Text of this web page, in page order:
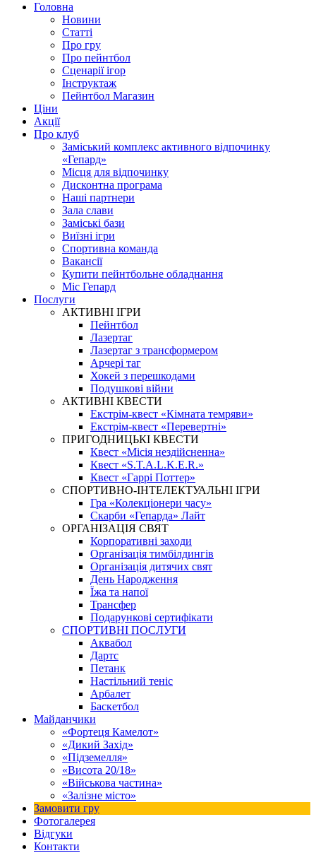
Головна
Новини
Статті
Про гру
Про пейнтбол
Сценарії ігор
Інструктаж
Пейнтбол Магазин
Ціни
Акції
Про клуб
Заміський комплекс активного відпочинку
«Гепард»
Місця для відпочинку
Дисконтна програма
Наші партнери
Зала слави
Заміські бази
Виїзні ігри
Спортивна команда
Вакансії
Купити пейнтбольне обладнання
Міс Гепард
Послуги
АКТИВНІ ІГРИ
Пейнтбол
Лазертаг
Лазертаг з трансформером
Арчері таг
Хокей з перешкодами
Подушкові війни
АКТИВНІ КВЕСТИ
Екстрім-квест «Кімната темряви»
Екстрім-квест «Перевертні»
ПРИГОДНИЦЬКІ КВЕСТИ
Квест «Місія нездійсненна»
Квест «S.T.A.L.K.E.R.»
Квест «Гаррі Поттер»
СПОРТИВНО-ІНТЕЛЕКТУАЛЬНІ ІГРИ
Гра «Колекціонери часу»
Скарби «Гепарда» Лайт
ОРГАНІЗАЦІЯ СВЯТ
Корпоративні заходи
Організація тимбілдингів
Організація дитячих свят
День Народження
Їжа та напої
Трансфер
Подарункові сертифікати
СПОРТИВНІ ПОСЛУГИ
Аквабол
Дартс
Петанк
Настільний теніс
Арбалет
Баскетбол
Майданчики
«Фортеця Камелот»
«Дикий Захід»
«Підземелля»
«Висота 20/18»
«Військова частина»
«Залізне місто»
Замовити гру
Фотогалерея
Відгуки
Контакти